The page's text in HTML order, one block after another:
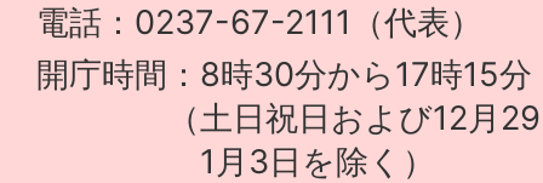
電話：0237-67-2111（代表）
開庁時間：8時30分から17時15分
（土日祝日および12月29
1月3日を除く）